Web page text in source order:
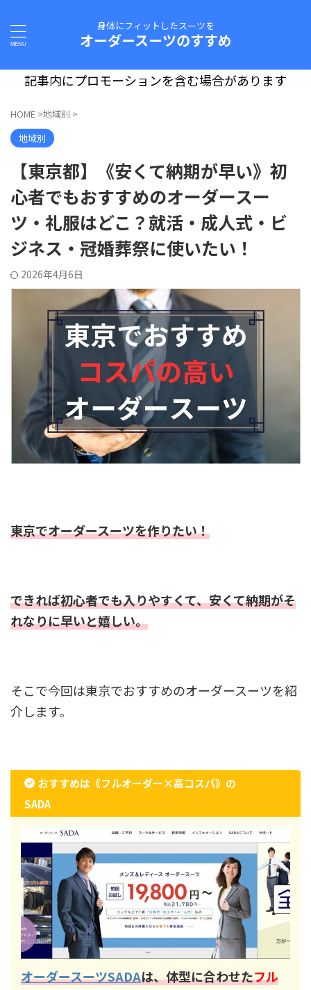
身体にフィットしたスーツを
オーダースーツのすすめ
記事内にプロモーションを含む場合があります
HOME >地域別 >
地域別
【東京都】《安くて納期が早い》初
心者でもおすすめのオーダースー
ツ・礼服はどこ？就活・成人式・ビ
ジネス・冠婚葬祭に使いたい！
2026年4月6日
東京でオーダースーツを作りたい！
できれば初心者でも入りやすくて、安くて納期がそ
れなりに早いと嬉しい。
そこで今回は東京でおすすめのオーダースーツを紹
介します。
おすすめは《フルオーダー×高コスパ》の
SADA
オーダースーツSADAは、体型に合わせたフル